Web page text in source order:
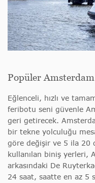
Popüler
Eğlenceli, hızlı ve
feribotu seni güvenle
geri getirecek.
bir tekne yolculuğu
göre değişir ve 5 ila 20
kullanılan biniş yerleri,
arkasındaki De
24 saat, saatte en az 5